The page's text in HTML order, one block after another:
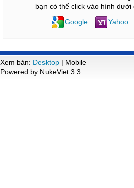
bạn có thể click vào hình dưới
Google
Yahoo
Xem bản: Desktop | Mobile
Powered by NukeViet 3.3.